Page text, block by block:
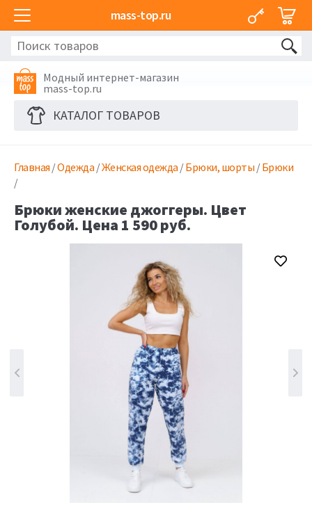
mass-top.ru
Модный интернет-магазин
mass-top.ru
КАТАЛОГ ТОВАРОВ
Главная /Одежда /Женская одежда /Брюки, шорты /Брюки
/
Брюки женские джоггеры. Цвет
Голубой. Цена 1 590 руб.